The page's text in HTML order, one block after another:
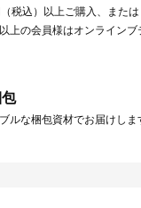
税込）以上ご購入、また
上の会員様はオンライン
ルな梱包資材でお届けしま